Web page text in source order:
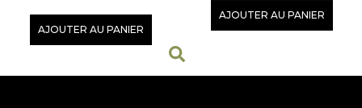
AJOUTER AU PANIER
AJOUTER AU PANIER